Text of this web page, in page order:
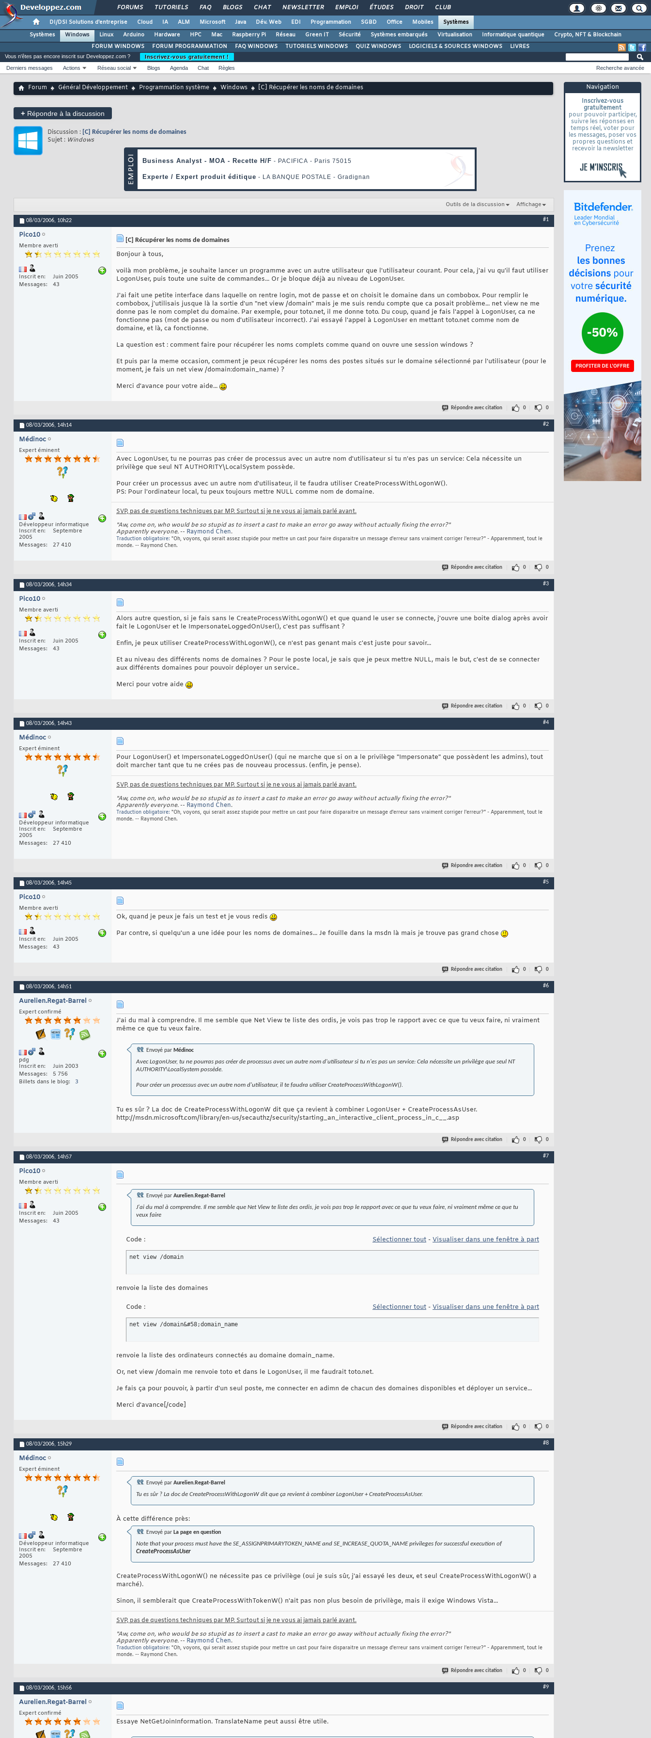
FORUMS TUTORIELS FAQ BLOGS CHAT NEWSLETTER EMPLOI ÉTUDES DROIT CLUB
DI/DSI Solutions d'entreprise Cloud IA ALM Microsoft Java Dév. Web EDI Programmation SGBD Office Mobiles
Systèmes
Systèmes
Windows Linux Arduino Hardware HPC Mac Raspberry Pi Réseau Green IT Sécurité Systèmes embarqués Virtualisation Informatique quantique
Crypto, NFT & Blockchain
FORUM WINDOWS
FORUM PROGRAMMATION FAQ WINDOWS TUTORIELS WINDOWS QUIZ WINDOWS LOGICIELS & SOURCES WINDOWS LIVRES
Navigation
Inscrivez-vous
gratuitement
pour pouvoir participer,
suivre les réponses en
temps réel, voter pour
les messages, poser vos
propres questions et
recevoir la newsletter
Vous n'êtes pas encore inscrit sur Developpez.com ?
Inscrivez-vous gratuitement !
Derniers messages
Actions Réseau social Blogs Agenda Chat Règles Recherche avancée
Forum Général Développement Programmation système Windows [C] Récupérer les noms de domaines
+ Répondre à la discussion
Discussion : [C] Récupérer les noms de domaines
Sujet : Windows
Outils de la discussion Affichage
08/03/2006, 10h22 #1
Pico10
Membre averti
Inscrit en
Juin 2005
Messages
43
[C] Récupérer les noms de domaines
Bonjour à tous,
voilà mon problème, je souhaite lancer un programme avec un autre utilisateur que l'utilisateur courant. Pour cela, j'ai vu qu'il faut utiliser
LogonUser, puis toute une suite de commandes... Or je bloque déjà au niveau de LogonUser.
J'ai fait une petite interface dans laquelle on rentre login, mot de passe et on choisit le domaine dans un combobox. Pour remplir le
combobox, j'utilisais jusque là la sortie d'un "net view /domain" mais je me suis rendu compte que ca posait problème... net view ne me
donne pas le nom complet du domaine. Par exemple, pour toto.net, il me donne toto. Du coup, quand je fais l'appel à LogonUser, ca ne
fonctionne pas (mot de passe ou nom d'utilisateur incorrect). J'ai essayé l'appel à LogonUser en mettant toto.net comme nom de
domaine, et là, ca fonctionne.
La question est : comment faire pour récupérer les noms complets comme quand on ouvre une session windows ?
Et puis par la meme occasion, comment je peux récupérer les noms des postes situés sur le domaine sélectionné par l'utilisateur (pour le
moment, je fais un net view /domain:domain_name) ?
Merci d'avance pour votre aide...
Répondre avec citation 0 0
08/03/2006, 14h14 #2
Médinoc
Expert éminent
Développeur informatique
Inscrit en
Septembre
2005
Messages
27 410
Avec LogonUser, tu ne pourras pas créer de processus avec un autre nom d'utilisateur si tu n'es pas un service: Cela nécessite un
privilège que seul NT AUTHORITY\LocalSystem possède.
Pour créer un processus avec un autre nom d'utilisateur, il te faudra utiliser CreateProcessWithLogonW().
PS: Pour l'ordinateur local, tu peux toujours mettre NULL comme nom de domaine.
SVP, pas de questions techniques par MP. Surtout si je ne vous ai jamais parlé avant.
"Aw, come on, who would be so stupid as to insert a cast to make an error go away without actually fixing the error?"
Apparently everyone.-- Raymond Chen.
Traduction obligatoire: "Oh, voyons, qui serait assez stupide pour mettre un cast pour faire disparaitre un message d'erreur sans vraiment corriger l'erreur?" - Apparemment, tout le
monde. -- Raymond Chen.
Répondre avec citation 0 0
08/03/2006, 14h34 #3
Pico10
Membre averti
Inscrit en
Juin 2005
Messages
43
Alors autre question, si je fais sans le CreateProcessWithLogonW() et que quand le user se connecte, j'ouvre une boite dialog après avoir
fait le LogonUser et le ImpersonateLoggedOnUser(), c'est pas suffisant ?
Enfin, je peux utiliser CreateProcessWithLogonW(), ce n'est pas genant mais c'est juste pour savoir...
Et au niveau des différents noms de domaines ? Pour le poste local, je sais que je peux mettre NULL, mais le but, c'est de se connecter
aux différents domaines pour pouvoir déployer un service..
Merci pour votre aide
Répondre avec citation 0 0
08/03/2006, 14h43 #4
Médinoc
Expert éminent
Développeur informatique
Inscrit en
Septembre
2005
Messages
27 410
Pour LogonUser() et ImpersonateLoggedOnUser() (qui ne marche que si on a le privilège "Impersonate" que possèdent les admins), tout
doit marcher tant que tu ne crées pas de nouveau processus. (enfin, je pense).
SVP, pas de questions techniques par MP. Surtout si je ne vous ai jamais parlé avant.
"Aw, come on, who would be so stupid as to insert a cast to make an error go away without actually fixing the error?"
Apparently everyone.-- Raymond Chen.
Traduction obligatoire: "Oh, voyons, qui serait assez stupide pour mettre un cast pour faire disparaitre un message d'erreur sans vraiment corriger l'erreur?" - Apparemment, tout le
monde. -- Raymond Chen.
Répondre avec citation 0 0
08/03/2006, 14h45 #5
Pico10
Membre averti
Inscrit en
Juin 2005
Messages
43
Ok, quand je peux je fais un test et je vous redis
Par contre, si quelqu'un a une idée pour les noms de domaines... Je fouille dans la msdn là mais je trouve pas grand chose
Répondre avec citation 0 0
08/03/2006, 14h51 #6
Aurelien.Regat-Barrel
Expert confirmé
pdg
Inscrit en
Juin 2003
Messages
5 756
Billets dans le blog
3
J'ai du mal à comprendre. Il me semble que Net View te liste des ordis, je vois pas trop le rapport avec ce que tu veux faire, ni vraiment
même ce que tu veux faire.
Envoyé par Médinoc
Avec LogonUser, tu ne pourras pas créer de processus avec un autre nom d'utilisateur si tu n'es pas un service: Cela nécessite un privilège que seul NT
AUTHORITY\LocalSystem possède.
Pour créer un processus avec un autre nom d'utilisateur, il te faudra utiliser CreateProcessWithLogonW().
Tu es sûr ? La doc de CreateProcessWithLogonW dit que ça revient à combiner LogonUser + CreateProcessAsUser.
http://msdn.microsoft.com/library/en-us/secauthz/security/starting_an_interactive_client_process_in_c__.asp
Répondre avec citation 0 0
08/03/2006, 14h57 #7
Pico10
Membre averti
Inscrit en
Juin 2005
Messages
43
Envoyé par Aurelien.Regat-Barrel
J'ai du mal à comprendre. Il me semble que Net View te liste des ordis, je vois pas trop le rapport avec ce que tu veux faire, ni vraiment même ce que tu
veux faire
Code : Sélectionner tout - Visualiser dans une fenêtre à part
net view /domain
renvoie la liste des domaines
Code : Sélectionner tout - Visualiser dans une fenêtre à part
net view /domain&#58;domain_name
renvoie la liste des ordinateurs connectés au domaine domain_name.
Or, net view /domain me renvoie toto et dans le LogonUser, il me faudrait toto.net.
Je fais ça pour pouvoir, à partir d'un seul poste, me connecter en adimn de chacun des domaines disponibles et déployer un service...
Merci d'avance[/code]
Répondre avec citation 0 0
08/03/2006, 15h29 #8
Médinoc
Expert éminent
Développeur informatique
Inscrit en
Septembre
2005
Messages
27 410
Envoyé par Aurelien.Regat-Barrel
Tu es sûr ? La doc de CreateProcessWithLogonW dit que ça revient à combiner LogonUser + CreateProcessAsUser.
À cette différence près:
Envoyé par La page en question
Note that your process must have the SE_ASSIGNPRIMARYTOKEN_NAME and SE_INCREASE_QUOTA_NAME privileges for successful execution of
CreateProcessAsUser
CreateProcessWithLogonW() ne nécessite pas ce privilège (oui je suis sûr, j'ai essayé les deux, et seul CreateProcessWithLogonW() a
marché).
Sinon, il semblerait que CreateProcessWithTokenW() n'ait pas non plus besoin de privilège, mais il exige Windows Vista...
SVP, pas de questions techniques par MP. Surtout si je ne vous ai jamais parlé avant.
"Aw, come on, who would be so stupid as to insert a cast to make an error go away without actually fixing the error?"
Apparently everyone.-- Raymond Chen.
Traduction obligatoire: "Oh, voyons, qui serait assez stupide pour mettre un cast pour faire disparaitre un message d'erreur sans vraiment corriger l'erreur?" - Apparemment, tout le
monde. -- Raymond Chen.
Répondre avec citation 0 0
08/03/2006, 15h56 #9
Aurelien.Regat-Barrel
Expert confirmé
Essaye NetGetJoinInformation. TranslateName peut aussi être utile.